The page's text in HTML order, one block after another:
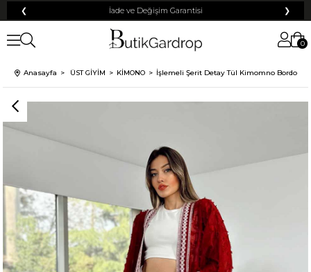
❮ İade ve Değişim Garantisi ❯
0
Anasayfa ÜST GİYİM KİMONO İşlemeli Şerit Detay Tül Kimomno Bordo